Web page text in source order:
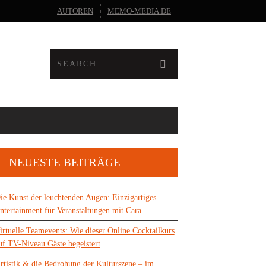
AUTOREN MEMO-MEDIA.DE
NEUESTE BEITRÄGE
Kunst der leuchtenden Augen: Einzigartiges
für Veranstaltungen mit Cara
Teamevents: Wie dieser Online Cocktailkurs
TV-Niveau Gäste begeistert
& die Bedrohung der Kulturszene – im